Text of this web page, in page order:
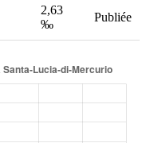
2,63
‰
Publiée